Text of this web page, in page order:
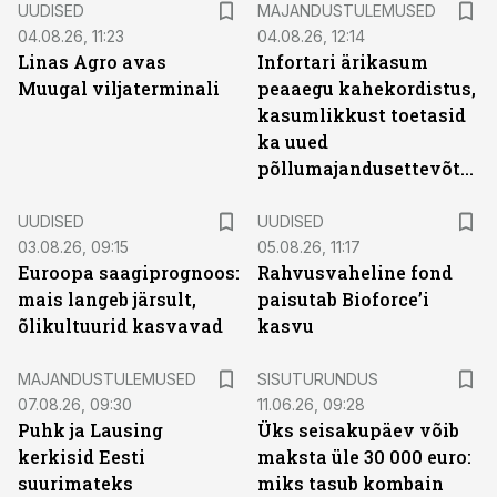
UUDISED
04.08.26, 11:23
Linas Agro avas
Muugal viljaterminali
MAJANDUSTULEMUSED
04.08.26, 12:14
Infortari ärikasum
peaaegu kahekordistus,
kasumlikkust toetasid
ka uued
põllumajandusettevõtted
UUDISED
03.08.26, 09:15
Euroopa saagiprognoos:
mais langeb järsult,
õlikultuurid kasvavad
UUDISED
05.08.26, 11:17
Rahvusvaheline fond
paisutab Bioforce’i
kasvu
MAJANDUSTULEMUSED
07.08.26, 09:30
Puhk ja Lausing
kerkisid Eesti
suurimateks
SISUTURUNDUS
11.06.26, 09:28
Üks seisakupäev võib
maksta üle 30 000 euro:
miks tasub kombain